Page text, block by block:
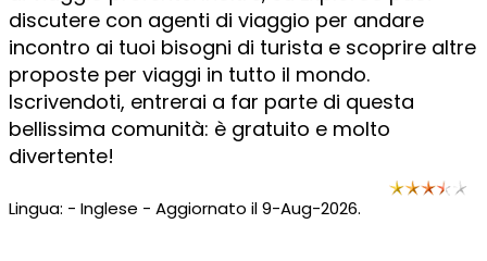
discutere con agenti di viaggio per andare
incontro ai tuoi bisogni di turista e scoprire altre
proposte per viaggi in tutto il mondo.
Iscrivendoti, entrerai a far parte di questa
bellissima comunità: è gratuito e molto
divertente!
Lingua: - Inglese - Aggiornato il 9-Aug-2026.